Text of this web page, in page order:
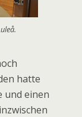
hatte
und einen